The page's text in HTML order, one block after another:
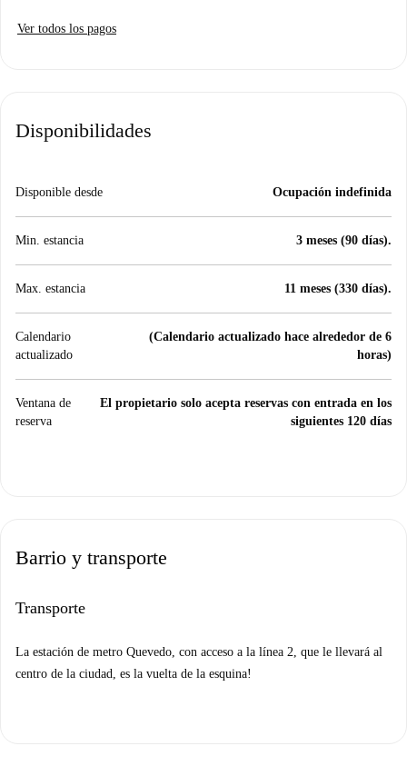
Ver todos los pagos
Disponibilidades
Disponible desde Ocupación indefinida
Min. estancia 3 meses (90 días).
Max. estancia 11 meses (330 días).
Calendario
actualizado
(Calendario actualizado hace alrededor de 6
horas)
Ventana de
reserva
El propietario solo acepta reservas con entrada en los
siguientes 120 días
Barrio y transporte
Transporte
La estación de metro Quevedo, con acceso a la línea 2, que le llevará al
centro de la ciudad, es la vuelta de la esquina!